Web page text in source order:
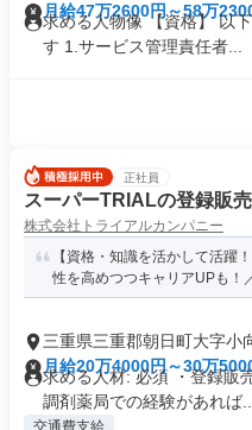
月給47万2600円～58万
求める人物像 【資格】 以
す 1.サービス管理責任者...
正社員
スーパーTRIALの登録販
株式会社トライアルカンパニー
【資格・知識を活かして活躍
性を⾼めつつキャリアUPも！
三重県三重郡朝日町大字小
月給20万4000円～30万
求める人材: 必須 ・登録販
調剤薬局での経験があれば...
交通費支給